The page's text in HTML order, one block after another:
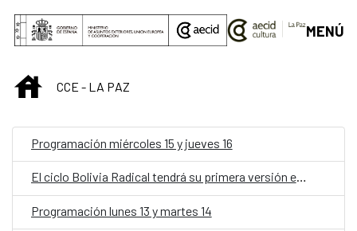
Saltar al contenido principal
MENÚ
INICIOCCE - LA PAZ
Programación miércoles 15 y jueves 16
El ciclo Bolivia Radical tendrá su primera versión en julio
Programación lunes 13 y martes 14